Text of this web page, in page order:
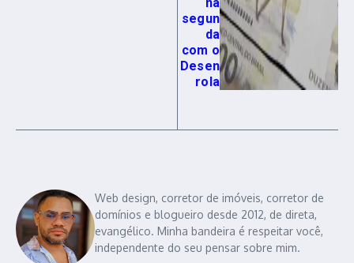
na
segun
da
com o
Desen
rola
Web design, corretor de imóveis, corretor de
domínios e blogueiro desde 2012, de direta,
evangélico. Minha bandeira é respeitar você,
independente do seu pensar sobre mim.